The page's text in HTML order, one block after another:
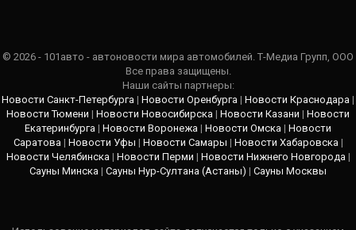
© 2026 - 101авто - автоновости мира автомобилей. Т-Медиа Групп, ООО
Все права защищены.
Наши сайты партнеры:
Новости Санкт-Петербурга | Новости Оренбурга | Новости Краснодара |
Новости Тюмени | Новости Новосибирска | Новости Казани | Новости
Екатеринбурга | Новости Воронежа | Новости Омска | Новости
Саратова | Новости Уфы | Новости Самары | Новости Хабаровска |
Новости Челябинска | Новости Перми | Новости Нижнего Новгорода |
Сауны Минска | Сауны Нур-Султана (Астаны) | Сауны Москвы